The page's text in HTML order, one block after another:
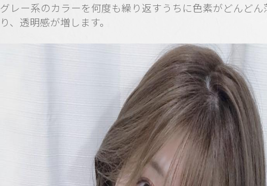
グレー系のカラーを何度も繰り返すうちに色素がどんどん
り、透明感が増します。